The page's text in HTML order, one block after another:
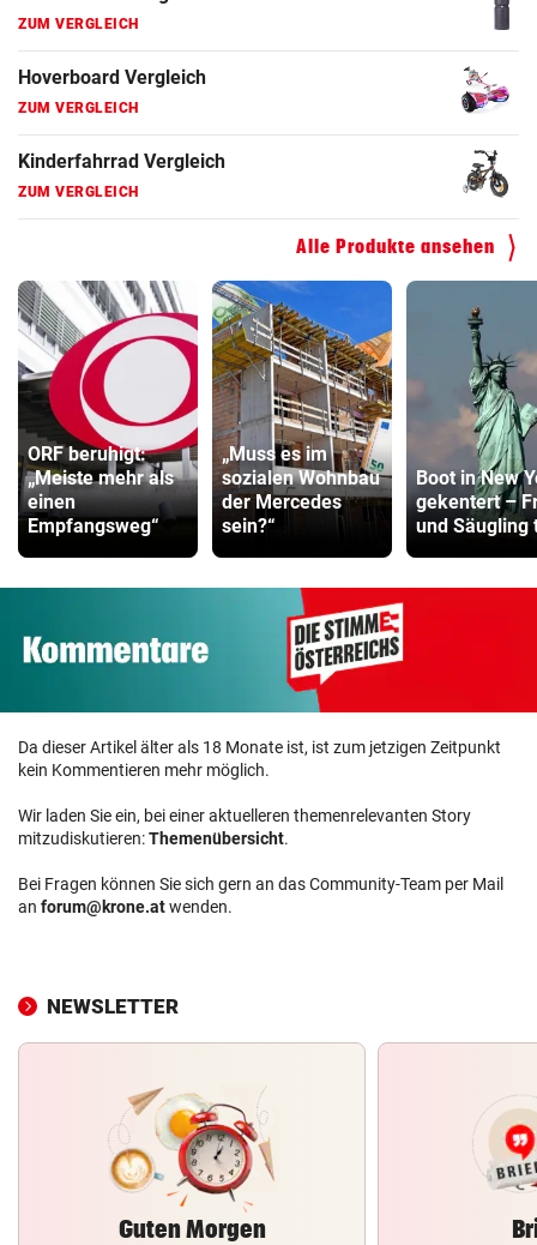
ZUM VERGLEICH
Hoverboard Vergleich
ZUM VERGLEICH
Kinderfahrrad Vergleich
ZUM VERGLEICH
Alle Produkte ansehen
ORF beruhigt:
„Meiste mehr als
einen
Empfangsweg“
„Muss es im
sozialen Wohnbau
der Mercedes
sein?“
Boot in New
gekentert –
und Säugling
Da dieser Artikel älter als 18 Monate ist, ist zum jetzigen Zeitpunkt
kein Kommentieren mehr möglich.
Wir laden Sie ein, bei einer aktuelleren themenrelevanten Story
mitzudiskutieren:Themenübersicht.
Bei Fragen können Sie sich gern an das Community-Team per Mail
an forum@krone.atwenden.
NEWSLETTER
Guten Morgen